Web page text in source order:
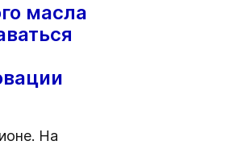
масла
На